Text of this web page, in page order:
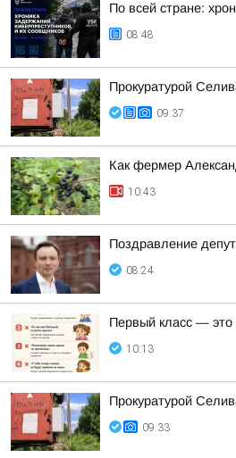
По всей стране:
08:48
Прокуратурой
09:37
Как фермер
10:43
Поздравление
08:24
Первый класс — это
10:13
Прокуратурой
09:33